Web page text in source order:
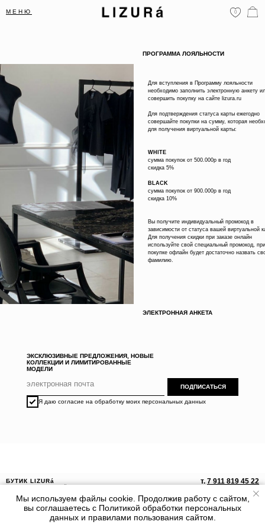
0
МЕНЮ
Мы используем файлы cookie. Продолжив работу с сайтом,
вы соглашаетесь с Политикой обработки персональных
данных и правилами пользования сайтом.
ПРОГРАММА ЛОЯЛЬНОСТИ
Для вступления в Программу лояльности
необходимо заполнить электронную анкету
совершить покупку на сайте lizura.ru
Для подтверждения статуса карты ежегодно
совершайте покупки на сумму, которая
для получения виртуальной карты:
WHITE
сумма покупок от 500.000р в год
скидка 5%
BLACK
сумма покупок от 900.000р в год
скидка 10%
Вы получите индивидуальный промокод в
зависимости от статуса вашей виртуальной
Для получения скидки при заказе онлайн
используйте свой специальный промокод, при
покупке офлайн будет достаточно назвать
фамилию.
ЭЛЕКТРОННАЯ АНКЕТА
ЭКСКЛЮЗИВНЫЕ ПРЕДЛОЖЕНИЯ, НОВЫЕ
КОЛЛЕКЦИИ И ЛИМИТИРОВАННЫЕ
МОДЕЛИ
Я даю согласие на обработку моих персональных данных
ПОДПИСАТЬСЯ
ТД "Пассаж", секция 40-42
ПН-ВС 10:00-22:00
БУТИК LIZURá т. 7 911 819 45 22